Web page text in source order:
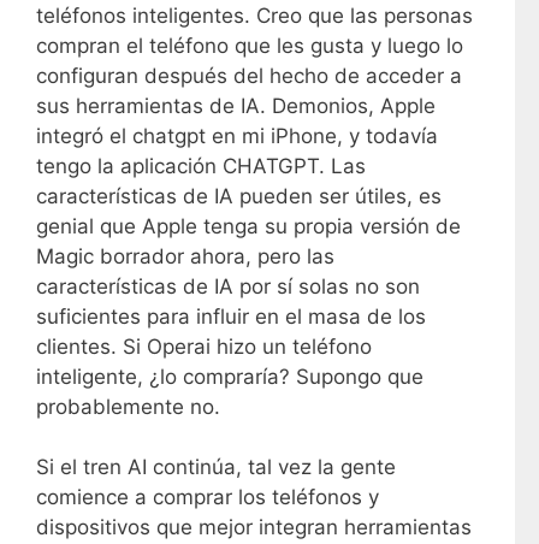
teléfonos inteligentes. Creo que las personas
compran el teléfono que les gusta y luego lo
configuran después del hecho de acceder a
sus herramientas de IA. Demonios, Apple
integró el chatgpt en mi iPhone, y todavía
tengo la aplicación CHATGPT. Las
características de IA pueden ser útiles, es
genial que Apple tenga su propia versión de
Magic borrador ahora, pero las
características de IA por sí solas no son
suficientes para influir en el masa de los
clientes. Si Operai hizo un teléfono
inteligente, ¿lo compraría? Supongo que
probablemente no.
Si el tren AI continúa, tal vez la gente
comience a comprar los teléfonos y
dispositivos que mejor integran herramientas